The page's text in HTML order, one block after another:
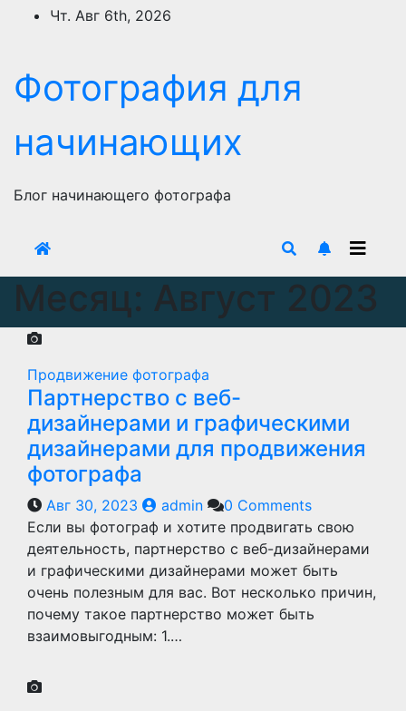
ПерейтиЧт. Авг 6th, 2026
Фотография для
начинающих
Блог начинающего фотографа
Месяц: Август 2023
Продвижение фотографа
Партнерство с веб-
дизайнерами и графическими
дизайнерами для продвижения
фотографа
Авг 30, 2023 admin
0 Comments
Если вы фотограф и хотите продвигать свою
деятельность, партнерство с веб-дизайнерами
и графическими дизайнерами может быть
очень полезным для вас. Вот несколько причин,
почему такое партнерство может быть
взаимовыгодным: 1.…